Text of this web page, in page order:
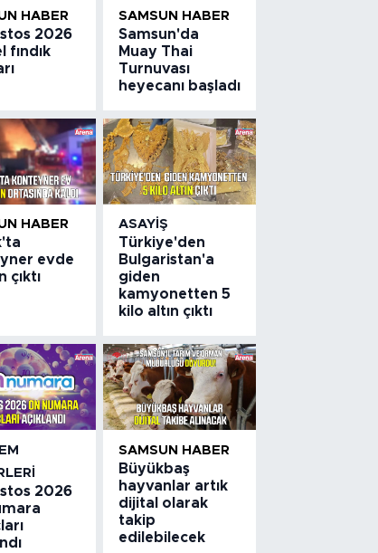
HABER
2026
fındık
SAMSUN HABER
Samsun'da
Muay Thai
Turnuvası
heyecanı başladı
HABER
evde
çıktı
ASAYIŞ
Türkiye'den
Bulgaristan'a
giden
kamyonetten 5
kilo altın çıktı
2026
SAMSUN HABER
Büyükbaş
hayvanlar artık
dijital olarak
takip
edilebilecek